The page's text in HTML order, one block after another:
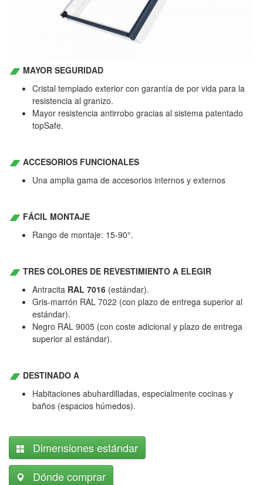
MAYOR SEGURIDAD
Cristal templado exterior con garantía de por vida para la
resistencia al granizo.
Mayor resistencia antirrobo gracias al sistema patentado
topSafe.
ACCESORIOS FUNCIONALES
Una amplia gama de accesorios internos y externos
FÁCIL MONTAJE
Rango de montaje: 15-90°.
TRES COLORES DE REVESTIMIENTO A ELEGIR
Antracita RAL 7016 (estándar).
Gris-marrón RAL 7022 (con plazo de entrega superior al
estándar).
Negro RAL 9005 (con coste adicional y plazo de entrega
superior al estándar).
DESTINADO A
Habitaciones abuhardilladas, especialmente cocinas y
baños (espacios húmedos).
Dimensiones estándar
Dónde comprar